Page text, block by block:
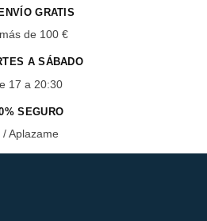
GRATIS
de 100 €
A SÁBADO
17 a 20:30
SEGURO
Aplazame